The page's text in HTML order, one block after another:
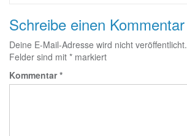
Schreibe einen Kommentar
Deine E-Mail-Adresse wird nicht veröffentlicht.
Felder sind mit * markiert
Kommentar*